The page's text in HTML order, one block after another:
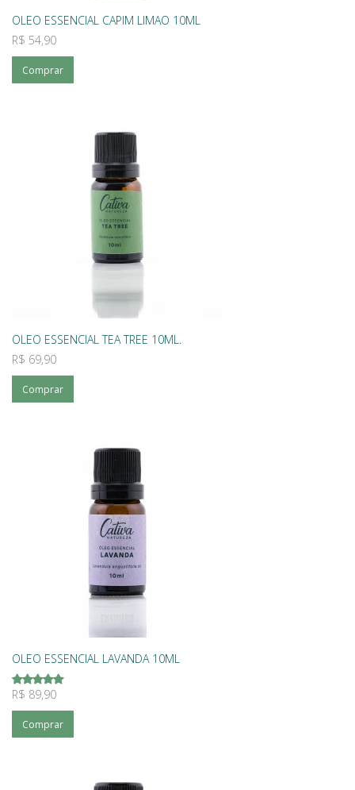
OLEO ESSENCIAL CAPIM LIMAO 10ML
R$ 54,90
Comprar
OLEO ESSENCIAL TEA TREE 10ML.
R$ 69,90
Comprar
OLEO ESSENCIAL LAVANDA 10ML
R$ 89,90
Comprar